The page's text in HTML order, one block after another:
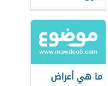
ما هي أعراض